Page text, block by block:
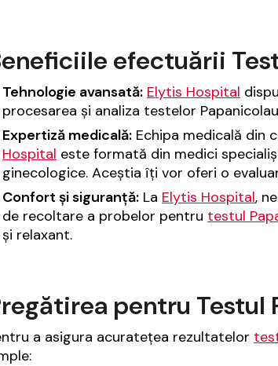
efectuării
Tehnologie avansată: Elytis Hospital
procesarea și analiza testelor
Expertiză medicală: Echipa medicală din
Hospital este formată din medici
ginecologice. Aceștia îți vor oferi o
Confort și siguranță: La Elytis Hospital,
de recoltare a probelor pentru testul
și relaxant.
pentru Testul
a asigura acuratețea rezultatelor